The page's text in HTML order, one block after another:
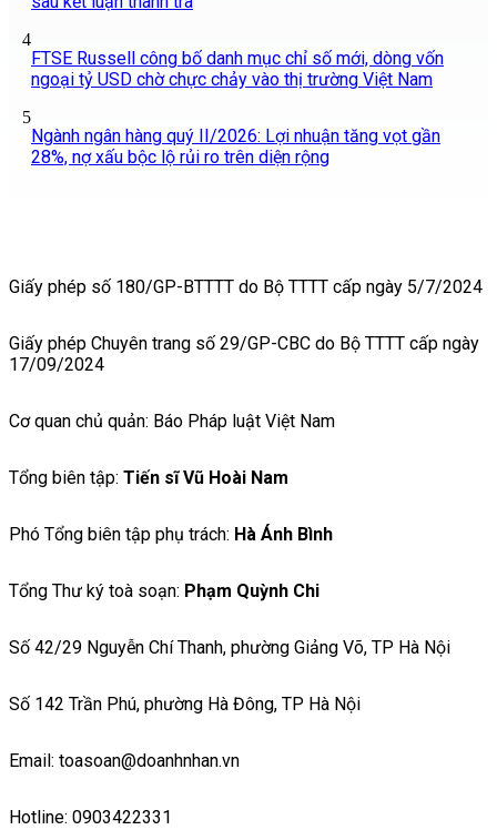
4
FTSE Russell công bố danh mục chỉ số mới, dòng vốn
ngoại tỷ USD chờ chực chảy vào thị trường Việt Nam
5
Ngành ngân hàng quý II/2026: Lợi nhuận tăng vọt gần
28%, nợ xấu bộc lộ rủi ro trên diện rộng
Giấy phép số 180/GP-BTTTT do Bộ TTTT cấp ngày 5/7/2024
Giấy phép Chuyên trang số 29/GP-CBC do Bộ TTTT cấp ngày
17/09/2024
Cơ quan chủ quản: Báo Pháp luật Việt Nam
Tổng biên tập: Tiến sĩ Vũ Hoài Nam
Phó Tổng biên tập phụ trách: Hà Ánh Bình
Tổng Thư ký toà soạn: Phạm Quỳnh Chi
Số 42/29 Nguyễn Chí Thanh, phường Giảng Võ, TP Hà Nội
Số 142 Trần Phú, phường Hà Đông, TP Hà Nội
Email: toasoan@doanhnhan.vn
Hotline: 0903422331